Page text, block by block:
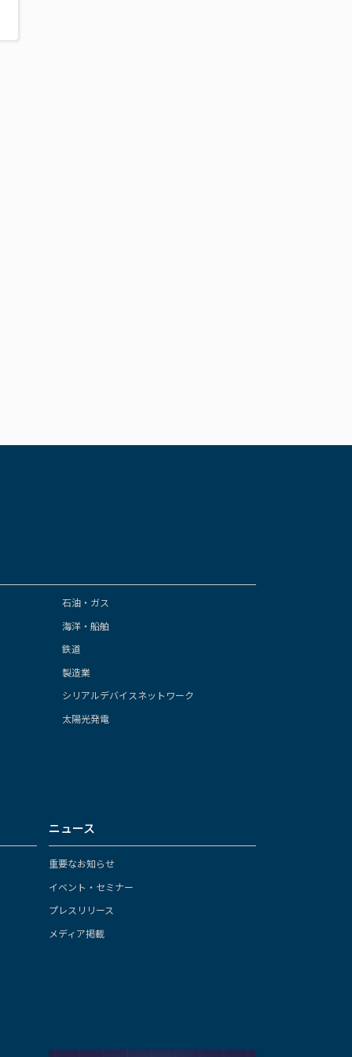
石油・ガス
海洋・船舶
鉄道
製造業
シリアルデバイスネットワーク
太陽光発電
ニュース
重要なお知らせ
イベント・セミナー
プレスリリース
メディア掲載